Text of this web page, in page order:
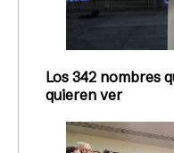
Los 342 nombres
quieren ver